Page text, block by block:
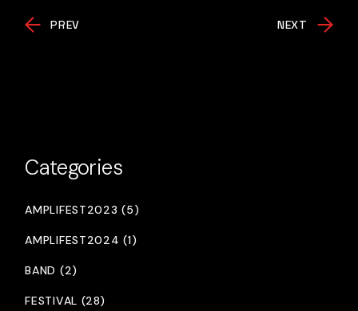
PREV NEXT
Categories
AMPLIFEST2023 (5)
AMPLIFEST2024 (1)
BAND (2)
FESTIVAL (28)